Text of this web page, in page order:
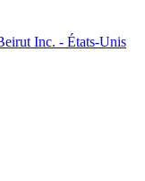
Inc. - États-Unis